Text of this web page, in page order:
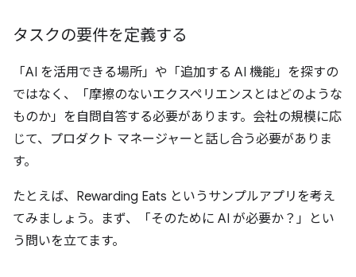
タスクの要件を定義する
「AI を活用できる場所」や「追加する AI 機能」を探すの
ではなく、「摩擦のないエクスペリエンスとはどのような
ものか」を自問自答する必要があります。会社の規模に応
じて、プロダクト マネージャーと話し合う必要がありま
す。
たとえば、Rewarding Eats というサンプルアプリを考え
てみましょう。まず、「そのために AI が必要か？」とい
う問いを立てます。